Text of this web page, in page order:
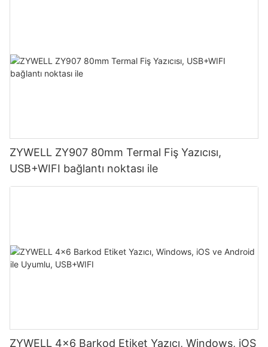
ZYWELL ZY907 80mm Termal Fiş Yazıcısı,
USB+WIFI bağlantı noktası ile
ZYWELL 4x6 Barkod Etiket Yazıcı, Windows, iOS